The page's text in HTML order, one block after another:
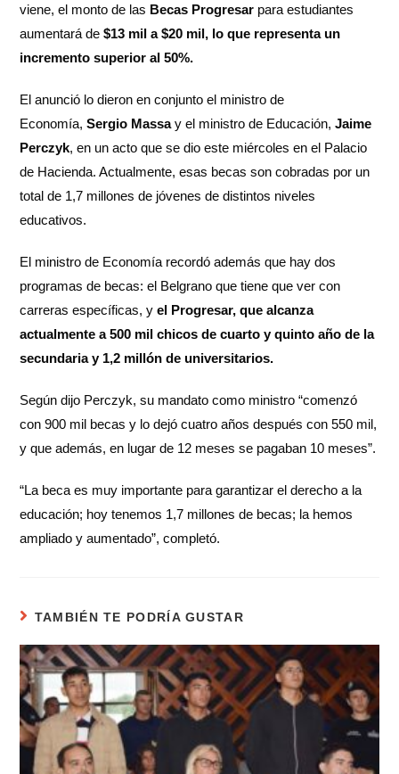
viene, el monto de las Becas Progresar para estudiantes
aumentará de $13 mil a $20 mil, lo que representa un
incremento superior al 50%.
El anunció lo dieron en conjunto el ministro de
Economía,Sergio Massay el ministro de Educación,Jaime
Perczyk, en un acto que se dio este miércoles en el Palacio
de Hacienda. Actualmente, esas becas son cobradas por un
total de 1,7 millones de jóvenes de distintos niveles
educativos.
El ministro de Economía recordó además que hay dos
programas de becas: el Belgrano que tiene que ver con
carreras específicas, yel Progresar, que alcanza
actualmente a 500 mil chicos de cuarto y quinto año de la
secundaria y 1,2 millón de universitarios.
Según dijo Perczyk, su mandato como ministro “comenzó
con 900 mil becas y lo dejó cuatro años después con 550 mil,
y que además, en lugar de 12 meses se pagaban 10 meses”.
“La beca es muy importante para garantizar el derecho a la
educación; hoy tenemos 1,7 millones de becas; la hemos
ampliado y aumentado”, completó.
TAMBIÉN TE PODRÍA GUSTAR